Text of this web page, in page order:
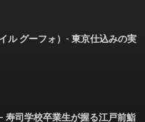
ル グーフォ）- 東京仕込みの実
寿司学校卒業生が握る江戸前鮨